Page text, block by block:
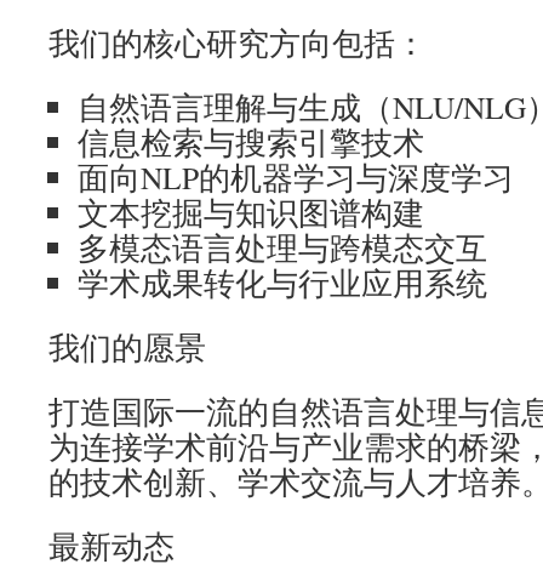
我们的核心研究方向包括：
自然语言理解与生成（NLU/NLG
信息检索与搜索引擎技术
面向NLP的机器学习与深度学习
文本挖掘与知识图谱构建
多模态语言处理与跨模态交互
学术成果转化与行业应用系统
我们的愿景
打造国际一流的自然语言处理与信
为连接学术前沿与产业需求的桥梁
的技术创新、学术交流与人才培养
最新动态